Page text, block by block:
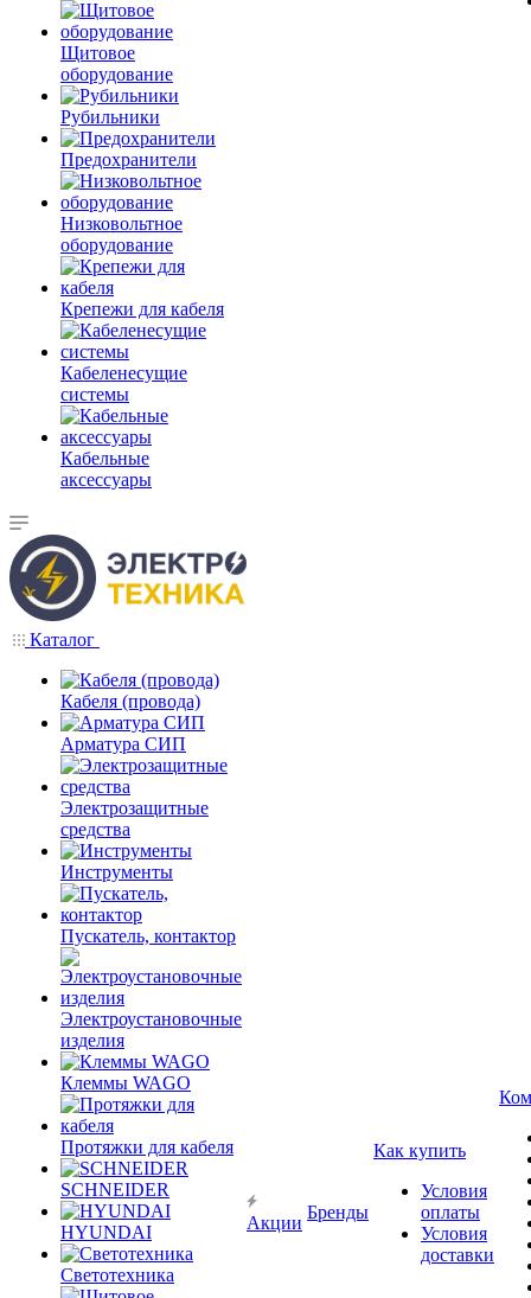
Щитовое
оборудование
Рубильники
Предохранители
Низковольтное
оборудование
Крепежи для кабеля
Кабеленесущие
системы
Кабельные
аксессуары
Каталог
Кабеля (провода)
Арматура СИП
Электрозащитные
средства
Инструменты
Пускатель, контактор
Электроустановочные
изделия
Клеммы WAGO
Протяжки для кабеля
SCHNEIDER
HYUNDAI
Светотехника
Акции
Бренды
Как купить
Условия
оплаты
Условия
доставки